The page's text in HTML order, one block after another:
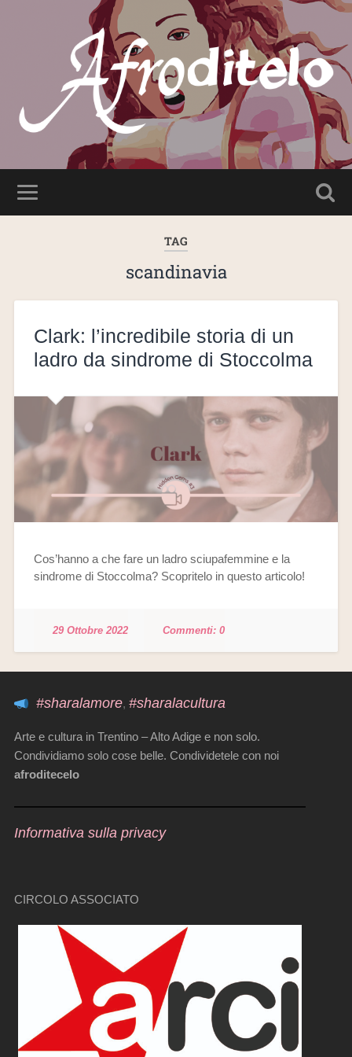
TAG
scandinavia
Clark: l’incredibile storia di un
ladro da sindrome di Stoccolma
Cos’hanno a che fare un ladro sciupafemmine e la
sindrome di Stoccolma? Scopritelo in questo articolo!
29 Ottobre 2022 0
#sharalamore, #sharalacultura
Arte e cultura in Trentino – Alto Adige e non solo.
Condividiamo solo cose belle. Condividetele con noi
afroditecelo
Informativa sulla privacy
CIRCOLO ASSOCIATO